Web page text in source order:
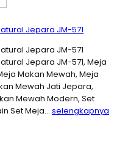
Jepara JM-571
Jepara JM-571
Jepara JM-571, Meja
Makan Mewah, Meja
Mewah Jati Jepara,
Mewah Modern, Set
Set Meja… selengkapnya